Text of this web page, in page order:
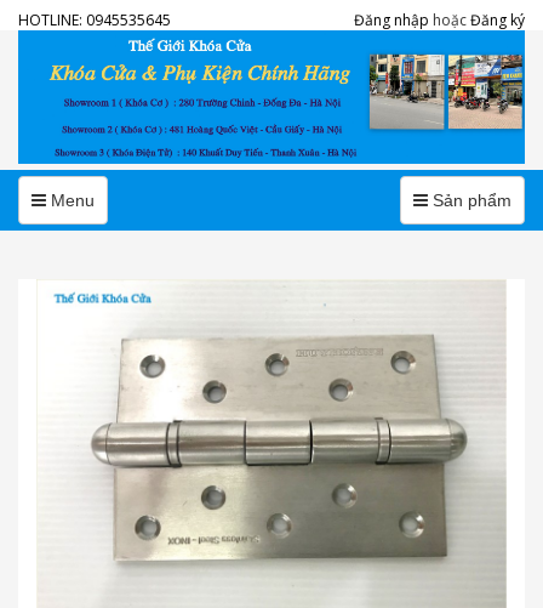
HOTLINE: 0945535645 Đăng nhập hoặcĐăng ký
MenuMenu MenuSản phẩm